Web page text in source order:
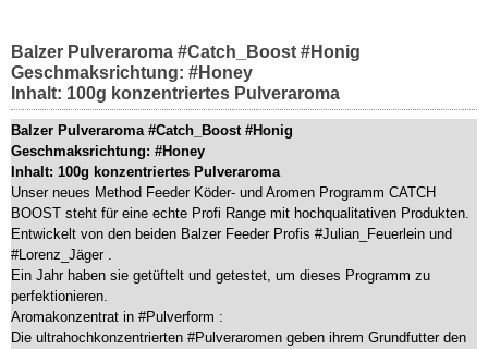
Balzer Pulveraroma #Catch_Boost #Honig
Geschmaksrichtung: #Honey
Inhalt: 100g konzentriertes Pulveraroma
Balzer Pulveraroma #Catch_Boost #Honig
Geschmaksrichtung: #Honey
Inhalt: 100g konzentriertes Pulveraroma
Unser neues Method Feeder Köder- und Aromen Programm CATCH
BOOST steht für eine echte Profi Range mit hochqualitativen Produkten.
Entwickelt von den beiden Balzer Feeder Profis #Julian_Feuerlein und
#Lorenz_Jäger .
Ein Jahr haben sie getüftelt und getestet, um dieses Programm zu
perfektionieren.
Aromakonzentrat in #Pulverform :
Die ultrahochkonzentrierten #Pulveraromen geben ihrem Grundfutter den